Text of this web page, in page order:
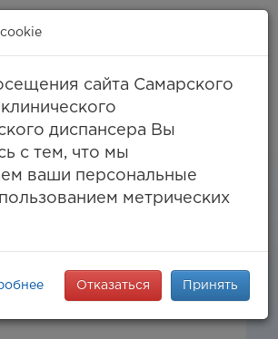
50
(тел. единый call-центр),
сайта Самарского
диспансера Вы
с тем, что мы
ваши персональные
метрических
Отказаться Принять